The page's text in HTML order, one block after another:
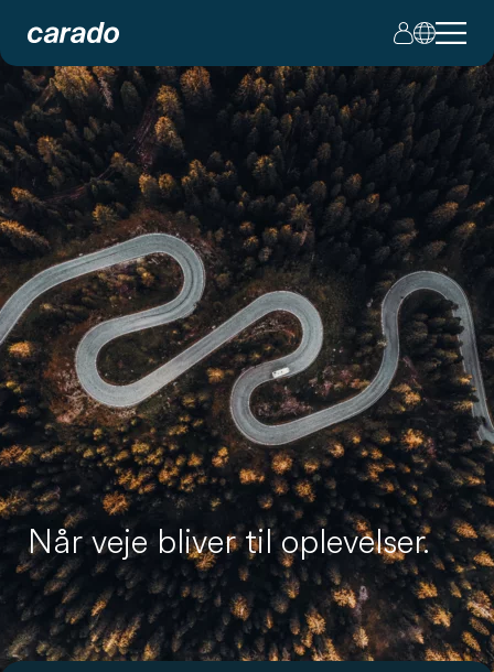
Når veje bliver til oplevelser.